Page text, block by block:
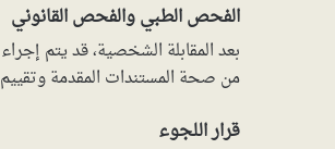
الفحص الطبي والفحص القانوني
بعد المقابلة الشخصية، قد يتم
من صحة المستندات المقدمة وتقييم
قرار اللجوء